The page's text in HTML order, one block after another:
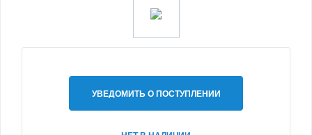
УВЕДОМИТЬ О ПОСТУПЛЕНИИ